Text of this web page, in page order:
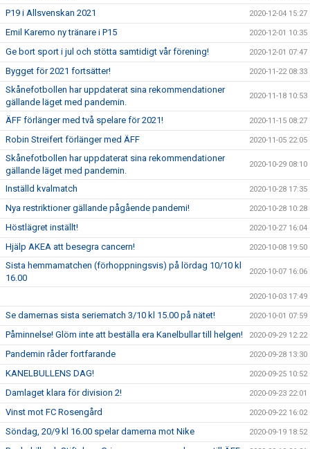
P19 i Allsvenskan 2021 2020-12-04 15:27
Emil Karemo ny tränare i P15 2020-12-01 10:35
Ge bort sport i jul och stötta samtidigt vår förening! 2020-12-01 07:47
Bygget för 2021 fortsätter! 2020-11-22 08:33
Skånefotbollen har uppdaterat sina rekommendationer
gällande läget med pandemin.
2020-11-18 10:53
ÄFF förlänger med två spelare för 2021! 2020-11-15 08:27
Robin Streifert förlänger med ÄFF 2020-11-05 22:05
Skånefotbollen har uppdaterat sina rekommendationer
gällande läget med pandemin.
2020-10-29 08:10
Inställd kvalmatch 2020-10-28 17:35
Nya restriktioner gällande pågående pandemi! 2020-10-28 10:28
Höstlägret inställt! 2020-10-27 16:04
Hjälp AKEA att besegra cancern! 2020-10-08 19:50
Sista hemmamatchen (förhoppningsvis) på lördag 10/10 kl
16.00
2020-10-07 16:06
2020-10-03 17:49
Se damernas sista seriematch 3/10 kl 15.00 på nätet! 2020-10-01 07:59
Påminnelse! Glöm inte att beställa era Kanelbullar till helgen! 2020-09-29 12:22
Pandemin råder fortfarande 2020-09-28 13:30
KANELBULLENS DAG! 2020-09-25 10:52
Damlaget klara för division 2! 2020-09-23 22:01
Vinst mot FC Rosengård 2020-09-22 16:02
Söndag, 20/9 kl 16.00 spelar damerna mot Nike 2020-09-19 18:52